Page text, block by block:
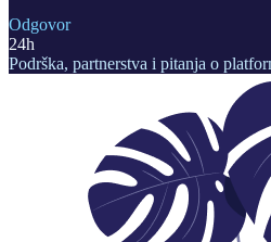
Odgovor
24h
Podrška, partnerstva i pitanja o